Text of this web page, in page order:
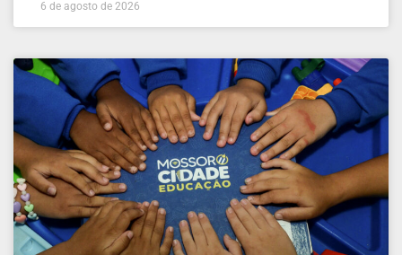
6 de agosto de 2026